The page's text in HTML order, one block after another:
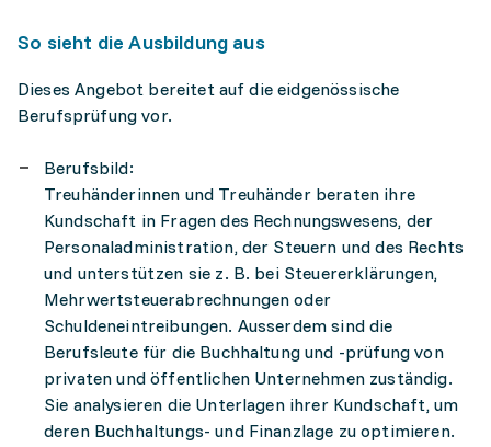
So sieht die Ausbildung aus
Dieses Angebot bereitet auf die eidgenössische
Berufsprüfung vor.
Berufsbild:
Treuhänderinnen und Treuhänder beraten ihre
Kundschaft in Fragen des Rechnungswesens, der
Personaladministration, der Steuern und des Rechts
und unterstützen sie z. B. bei Steuererklärungen,
Mehrwertsteuerabrechnungen oder
Schuldeneintreibungen. Ausserdem sind die
Berufsleute für die Buchhaltung und -prüfung von
privaten und öffentlichen Unternehmen zuständig.
Sie analysieren die Unterlagen ihrer Kundschaft, um
deren Buchhaltungs- und Finanzlage zu optimieren.